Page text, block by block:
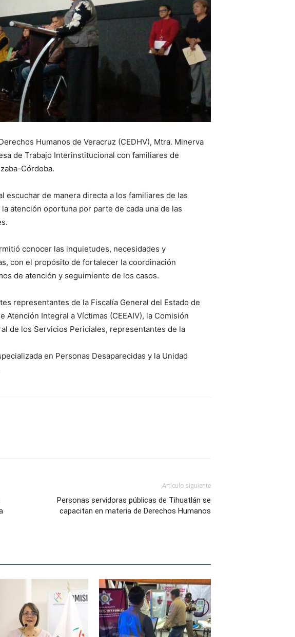
Humanos de Veracruz (CEDHV), Mtra. Minerva
de Trabajo Interinstitucional con familiares de
Córdoba.
escuchar de manera directa a los familiares de las
atención oportuna por parte de cada una de las
conocer las inquietudes, necesidades y
con el propósito de fortalecer la coordinación
de atención y seguimiento de los casos.
representantes de la Fiscalía General del Estado de
Atención Integral a Víctimas (CEEAIV), la Comisión
de los Servicios Periciales, representantes de la
en Personas Desaparecidas y la Unidad
Artículo siguiente
Personas servidoras públicas de Tihuatlán se
capacitan en materia de Derechos Humanos